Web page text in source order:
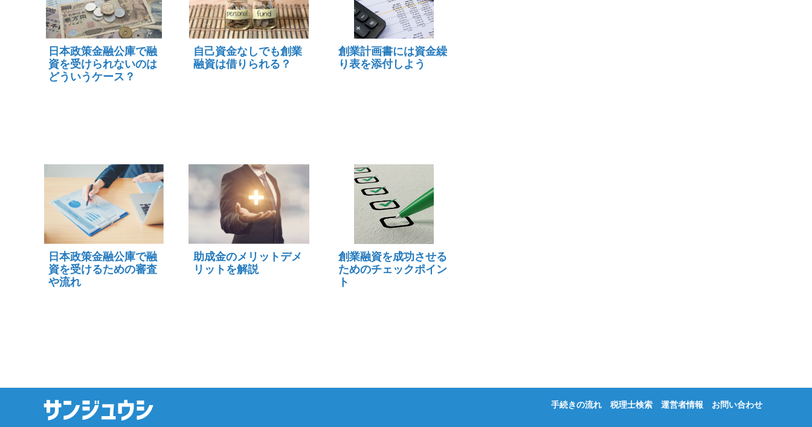
日本政策金融公庫で融
資を受けられないのは
どういうケース？
自己資金なしでも創業
融資は借りられる？
創業計画書には資金繰
り表を添付しよう
日本政策金融公庫で融
資を受けるための審査
や流れ
助成金のメリットデメ
リットを解説
創業融資を成功させる
ためのチェックポイン
ト
手続きの流れ 税理士検索 運営者情報 お問い合わせ